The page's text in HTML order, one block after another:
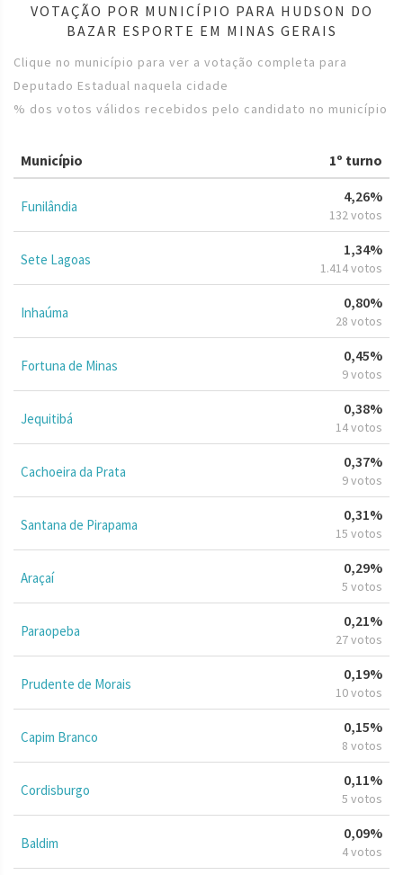
VOTAÇÃO POR MUNICÍPIO PARA HUDSON DO
BAZAR ESPORTE EM MINAS GERAIS
Clique no município para ver a votação completa para
Deputado Estadual naquela cidade
% dos votos válidos recebidos pelo candidato no município
Município 1º turno
Funilândia
4,26%
132 votos
Sete Lagoas
1,34%
1.414 votos
Inhaúma
0,80%
28 votos
Fortuna de Minas
0,45%
9 votos
Jequitibá
0,38%
14 votos
Cachoeira da Prata
0,37%
9 votos
Santana de Pirapama
0,31%
15 votos
Araçaí
0,29%
5 votos
Paraopeba
0,21%
27 votos
Prudente de Morais
0,19%
10 votos
Capim Branco
0,15%
8 votos
Cordisburgo
0,11%
5 votos
Baldim
0,09%
4 votos